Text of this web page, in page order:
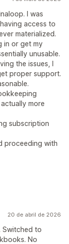
I was
access to
materialized.
in or get my
unusable.
the issues, I
proper support.
more
subscription
proceeding with
20 de abril de 2026
Switched to
No